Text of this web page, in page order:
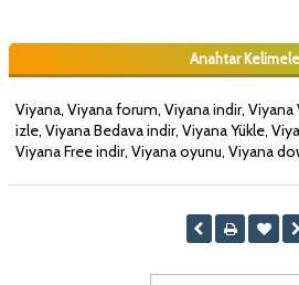
Anahtar
Viyana, Viyana forum, Viyana indir,
izle, Viyana Bedava indir, Viyana Yükle,
Viyana Free indir, Viyana oyunu, Viyana